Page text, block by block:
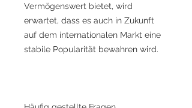
Vermögenswert bietet, wird
erwartet, dass es auch in Zukunft
auf dem internationalen Markt eine
stabile Popularität bewahren wird.